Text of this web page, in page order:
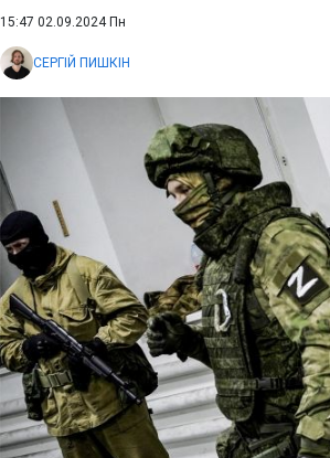
15:47 02.09.2024 Пн
СЕРГІЙ ПИШКІН